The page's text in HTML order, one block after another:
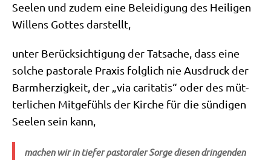
See­len und zudem eine Belei­di­gung des Hei­li­gen
Wil­lens Got­tes darstellt,
unter Berück­sich­ti­gung der Tat­sa­che, dass eine
sol­che pasto­ra­le Pra­xis folg­lich nie Aus­druck der
Barm­her­zig­keit, der „via cari­ta­tis“ oder des müt­
ter­li­chen Mit­ge­fühls der Kir­che für die sün­di­gen
See­len sein kann,
machen wir in tie­fer pasto­ra­ler Sor­ge die­sen drin­gen­den